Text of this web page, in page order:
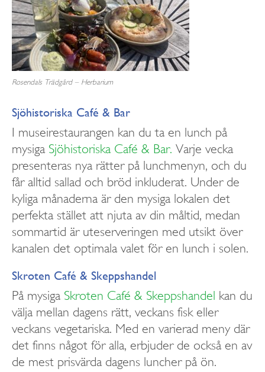
Rosendals Trädgård – Herbarium
Sjöhistoriska Café & Bar
I museirestaurangen kan du ta en lunch på
mysiga Sjöhistoriska Café & Bar. Varje vecka
presenteras nya rätter på lunchmenyn, och du
får alltid sallad och bröd inkluderat. Under de
kyliga månaderna är den mysiga lokalen det
perfekta stället att njuta av din måltid, medan
sommartid är uteserveringen med utsikt över
kanalen det optimala valet för en lunch i solen.
Skroten Café & Skeppshandel
På mysiga Skroten Café & Skeppshandel kan du
välja mellan dagens rätt, veckans fisk eller
veckans vegetariska. Med en varierad meny där
det finns något för alla, erbjuder de också en av
de mest prisvärda dagens luncher på ön.